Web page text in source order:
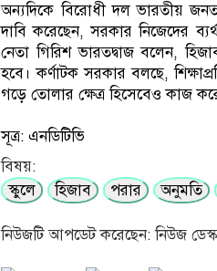
অন্যদিকে বিরোধী দল ভারতীয়
দাবি করেছেন, সরকার নিজেদের
নেতা গিরিশ ভারতদ্বাজ বলেন,
হবে। কর্ণাটক সরকার বলছে,
গড়ে তোলার ক্ষেত্র হিসেবেও কাজ
সূত্র: এনডিটিভি
বিষয়:
স্কুলে
হিজাব পরার অনুমতি
নিউজটি আপডেট করেছেন: নিউজ